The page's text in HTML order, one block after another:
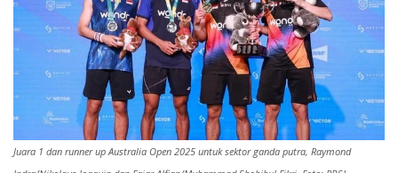
Juara 1 dan runner up Australia Open 2025 untuk sektor ganda putra, Raymond